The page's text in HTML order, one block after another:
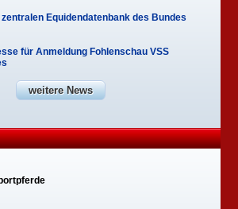
Equidendatenbank des Bundes
für Anmeldung Fohlenschau VSS
weitere News